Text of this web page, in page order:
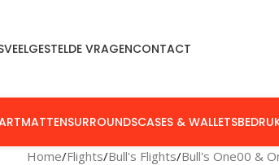
VEELGESTELDE VRAGENCONTACT
SURROUNDSCASES & WALLETS
Home Flights Bull's Flights Bull's One00 &